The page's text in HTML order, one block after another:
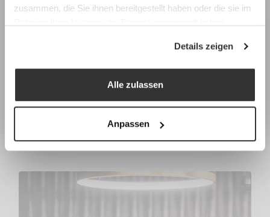
zusammen, die Sie ihnen bereitgestellt haben oder die sie im
Details zeigen
Alle zulassen
Anpassen
Schliessfachschrank
Fachtagung Labor Schulraum
Mittwoch, 9. September 2026
Programm & Anmeldung
Earlybird-Preis bis 15. Juli 2026